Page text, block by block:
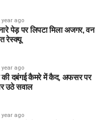
year ago
पेड़ पर लिपटा मिला अजगर, वन
रेस्क्यू
year ago
की दबंगई कैमरे में कैद, अफसर पर
उठे सवाल
year ago